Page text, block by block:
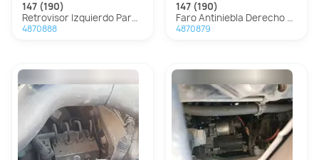
147 (190)
Retrovisor Izquierdo Para Alfa Romeo 147
4870888
147 (190)
Faro Antiniebla Derecho Para Alfa Romeo 147
4870879